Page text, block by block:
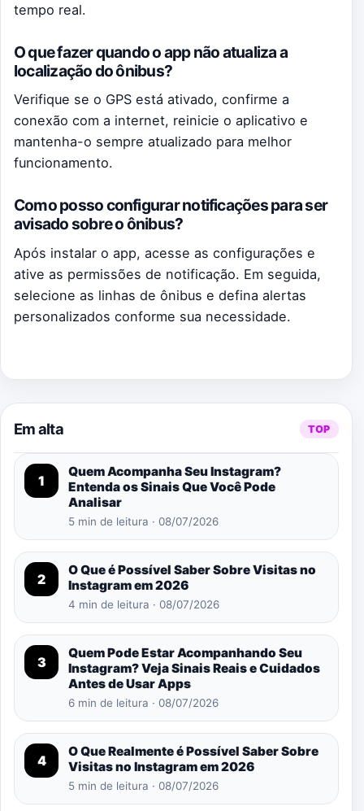
tempo real.
O que fazer quando o app não atualiza a
localização do ônibus?
Verifique se o GPS está ativado, confirme a
conexão com a internet, reinicie o aplicativo e
mantenha-o sempre atualizado para melhor
funcionamento.
Como posso configurar notificações para ser
avisado sobre o ônibus?
Após instalar o app, acesse as configurações e
ative as permissões de notificação. Em seguida,
selecione as linhas de ônibus e defina alertas
personalizados conforme sua necessidade.
Em alta TOP
1
Quem Acompanha Seu Instagram?
Entenda os Sinais Que Você Pode
Analisar
5 min de leitura · 08/07/2026
2
O Que é Possível Saber Sobre Visitas no
Instagram em 2026
4 min de leitura · 08/07/2026
3
Quem Pode Estar Acompanhando Seu
Instagram? Veja Sinais Reais e Cuidados
Antes de Usar Apps
6 min de leitura · 08/07/2026
4
O Que Realmente é Possível Saber Sobre
Visitas no Instagram em 2026
5 min de leitura · 08/07/2026